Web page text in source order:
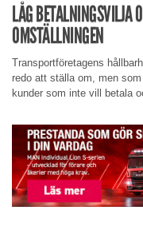
LÅG BETALNINGSVILJA
OMSTÄLLNINGEN
Transportföretagens
redo att ställa om, men
kunder som inte vill betala